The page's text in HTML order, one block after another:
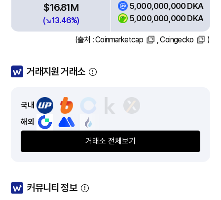
$16.81M
(↘13.46%)
5,000,000,000 DKA
5,000,000,000 DKA
(출처 :Coinmarketcap ,Coingecko )
거래지원 거래소
국내
해외
거래소 전체보기
커뮤니티 정보